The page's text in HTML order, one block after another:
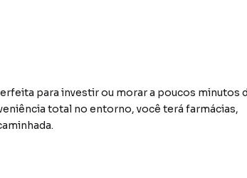
para investir ou morar a poucos minutos
total no entorno, você terá farmácias,
urbana e rentabilidade, é o endereço ideal